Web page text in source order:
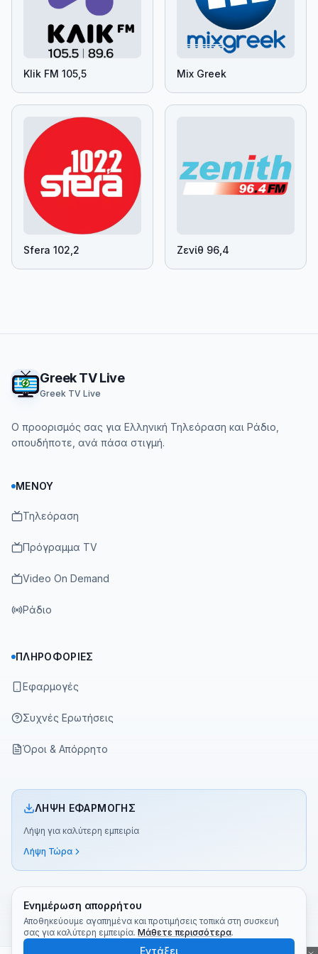
Ενημέρωση απορρήτου
Αποθηκεύουμε αγαπημένα και προτιμήσεις τοπικά στη συσκευή
σας για καλύτερη εμπειρία. Μάθετε περισσότερα.
Εντάξει
Klik FM 105,5 Mix Greek
Sfera 102,2 Ζενίθ 96,4
Greek TV Live
Greek TV Live
Ο προορισμός σας για Ελληνική Τηλεόραση και Ράδιο,
οπουδήποτε, ανά πάσα στιγμή.
ΜΕΝΟΎ
Τηλεόραση
Πρόγραμμα TV
Video On Demand
Ράδιο
ΠΛΗΡΟΦΟΡΊΕΣ
Εφαρμογές
Συχνές Ερωτήσεις
Όροι & Απόρρητο
ΛΉΨΗ ΕΦΑΡΜΟΓΉΣ
Λήψη για καλύτερη εμπειρία
Λήψη Τώρα
©2026 Greek TV App
Made with ❤️ για όλους τους Έλληνες του κόσμου!